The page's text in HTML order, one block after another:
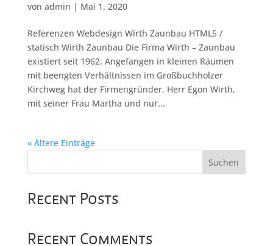
von admin | Mai 1, 2020
Referenzen Webdesign Wirth Zaunbau HTML5 /
statisch Wirth Zaunbau Die Firma Wirth – Zaunbau
existiert seit 1962. Angefangen in kleinen Räumen
mit beengten Verhältnissen im Großbuchholzer
Kirchweg hat der Firmengründer, Herr Egon Wirth,
mit seiner Frau Martha und nur...
« Ältere Einträge
Suchen
Recent Posts
Recent Comments